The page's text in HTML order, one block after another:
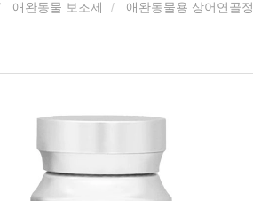
애완동물 보조제 애완동물용 상어연골정